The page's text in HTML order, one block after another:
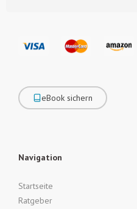
eBook sichern
Navigation
Startseite
Ratgeber